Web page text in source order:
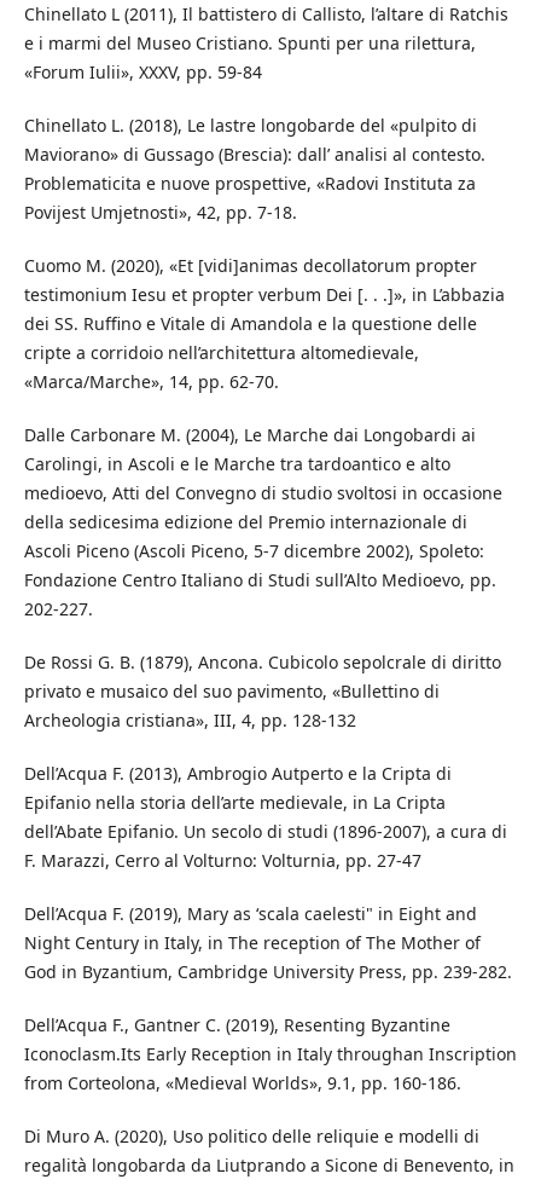
Chinellato L (2011), Il battistero di Callisto, l’altare di Ratchis
e i marmi del Museo Cristiano. Spunti per una rilettura,
«Forum Iulii», XXXV, pp. 59-84
Chinellato L. (2018), Le lastre longobarde del «pulpito di
Maviorano» di Gussago (Brescia): dall’ analisi al contesto.
Problematicita e nuove prospettive, «Radovi Instituta za
Povijest Umjetnosti», 42, pp. 7-18.
Cuomo M. (2020), «Et [vidi]animas decollatorum propter
testimonium Iesu et propter verbum Dei [. . .]», in L’abbazia
dei SS. Ruffino e Vitale di Amandola e la questione delle
cripte a corridoio nell’architettura altomedievale,
«Marca/Marche», 14, pp. 62-70.
Dalle Carbonare M. (2004), Le Marche dai Longobardi ai
Carolingi, in Ascoli e le Marche tra tardoantico e alto
medioevo, Atti del Convegno di studio svoltosi in occasione
della sedicesima edizione del Premio internazionale di
Ascoli Piceno (Ascoli Piceno, 5-7 dicembre 2002), Spoleto:
Fondazione Centro Italiano di Studi sull’Alto Medioevo, pp.
202-227.
De Rossi G. B. (1879), Ancona. Cubicolo sepolcrale di diritto
privato e musaico del suo pavimento, «Bullettino di
Archeologia cristiana», III, 4, pp. 128-132
Dell’Acqua F. (2013), Ambrogio Autperto e la Cripta di
Epifanio nella storia dell’arte medievale, in La Cripta
dell’Abate Epifanio. Un secolo di studi (1896-2007), a cura di
F. Marazzi, Cerro al Volturno: Volturnia, pp. 27-47
Dell’Acqua F. (2019), Mary as ‘scala caelesti" in Eight and
Night Century in Italy, in The reception of The Mother of
God in Byzantium, Cambridge University Press, pp. 239-282.
Dell’Acqua F., Gantner C. (2019), Resenting Byzantine
Iconoclasm.Its Early Reception in Italy throughan Inscription
from Corteolona, «Medieval Worlds», 9.1, pp. 160-186.
Di Muro A. (2020), Uso politico delle reliquie e modelli di
regalità longobarda da Liutprando a Sicone di Benevento, in